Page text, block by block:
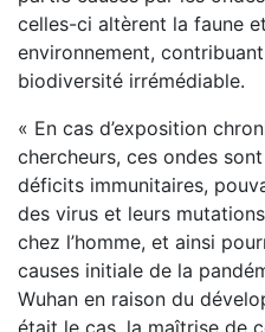
celles-ci altèrent la faune
environnement,
biodiversité irrémédiable.
« En cas d’exposition
chercheurs, ces ondes
déficits immunitaires,
des virus et leurs
chez l’homme, et ainsi
causes initiale de la
Wuhan en raison du
était le cas, la maîtrise de